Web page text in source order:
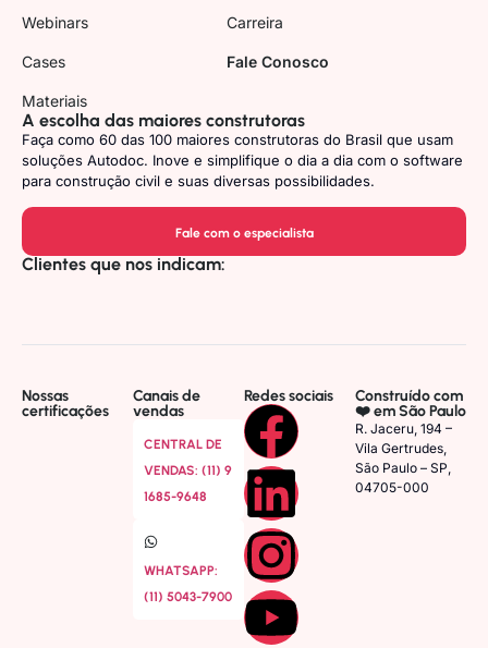
Webinars
Cases
Materiais
Carreira
Fale Conosco
A escolha das maiores construtoras
Faça como 60 das 100 maiores construtoras do Brasil que usam
soluções Autodoc. Inove e simplifique o dia a dia com o software
para construção civil e suas diversas possibilidades.
Fale com o especialista
Clientes que nos indicam:
Nossas
certificações
Canais de
vendas
CENTRAL DE
VENDAS: (11) 9
1685-9648
WHATSAPP:
(11) 5043-7900
Redes sociais
Construído com
❤️ em São Paulo
R. Jaceru, 194 –
Vila Gertrudes,
São Paulo – SP,
04705-000